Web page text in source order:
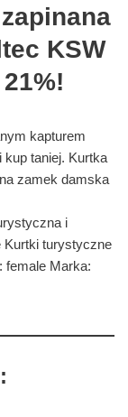
KSW
kapturem
taniej. Kurtka
zamek damska
i
Kurtki turystyczne
female Marka: